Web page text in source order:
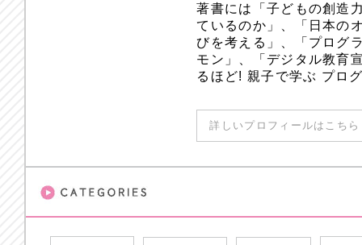
著書には「子どもの創造
ているのか」、「日本の
びを考える」、「プログ
モン」、「デジタル教育
るほど! 親子で学ぶ プロ
詳しいプロフィールはこち